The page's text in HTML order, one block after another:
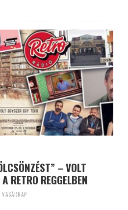
– VOLT
RETRO REGGELBEN